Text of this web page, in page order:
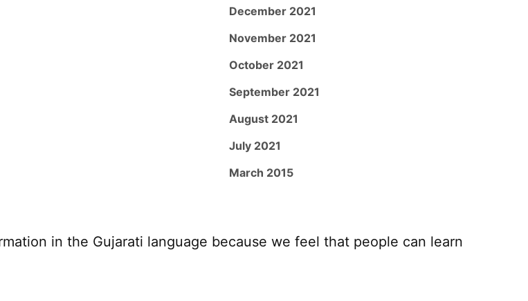
December 2021
November 2021
October 2021
September 2021
August 2021
July 2021
March 2015
in the Gujarati language because we feel that people can learn